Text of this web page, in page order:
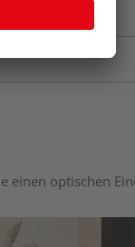
einen optischen